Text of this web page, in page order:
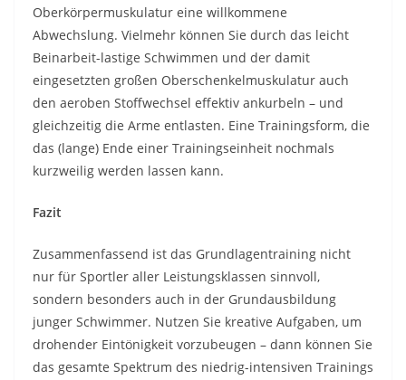
Oberkörpermuskulatur eine willkommene
Abwechslung. Vielmehr können Sie durch das leicht
Beinarbeit-lastige Schwimmen und der damit
eingesetzten großen Oberschenkelmuskulatur auch
den aeroben Stoffwechsel effektiv ankurbeln – und
gleichzeitig die Arme entlasten. Eine Trainingsform, die
das (lange) Ende einer Trainingseinheit nochmals
kurzweilig werden lassen kann.
Fazit
Zusammenfassend ist das Grundlagentraining nicht
nur für Sportler aller Leistungsklassen sinnvoll,
sondern besonders auch in der Grundausbildung
junger Schwimmer. Nutzen Sie kreative Aufgaben, um
drohender Eintönigkeit vorzubeugen – dann können Sie
das gesamte Spektrum des niedrig-intensiven Trainings